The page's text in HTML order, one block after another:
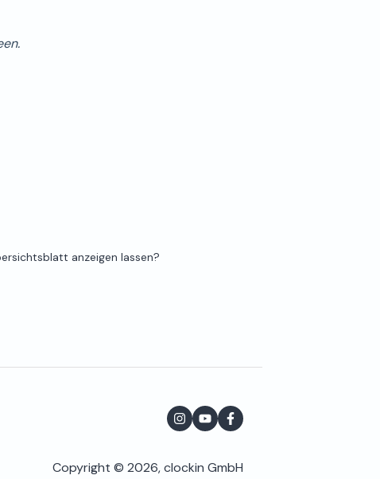
anzeigen lassen?
Copyright © 2026, clockin GmbH